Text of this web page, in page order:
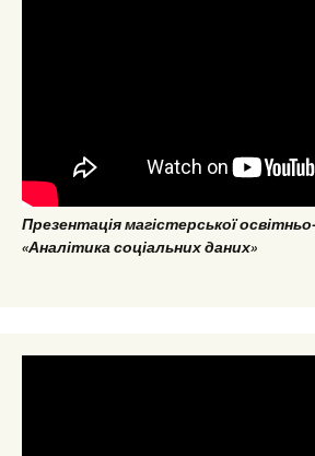
Презентація магістерської
«Аналітика соціальних даних»